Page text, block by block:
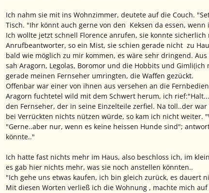
Ich nahm sie mit ins Wohnzimmer, deutete auf die Couch.
Tisch. "Ihr könnt auch gerne von den Keksen da essen,
Ich wollte jetzt schnell Florence anrufen, sie konnte
Anrufbeantworter, so ein Mist, sie schien gerade nicht zu
bald wie möglich zu mir kommen, es wäre sehr dringend.
sah Aragorn, Legolas, Boromor und die Hobbits und
gerade meinen Fernseher umringten, die Waffen gezückt.
Offenbar war einer von ihnen aus versehen an die
Aragorn fuchtetel wild mit dem Schwert herum, ich
den Fernseher, der in seine Einzelteile zerfiel. Na toll..der
bei Verrückten nichts nützen würde, so kam ich nicht weiter.
"Gerne..aber nur, wenn es keine heissen Hunde sind";
könnte.."
Ich hatte fast nichts mehr im Haus, also beschloss ich, im
es gab hier nichts mehr, was sie noch anstellen könnten..
"Ich gehe uns etwas kaufen, ich bin gleich zurück, es dauert
Mit diesen Worten verließ ich die Wohnung , machte mich auf